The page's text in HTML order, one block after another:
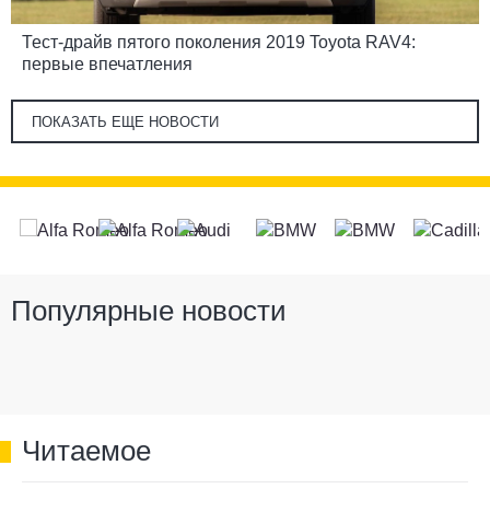
Тест-драйв пятого поколения 2019 Toyota RAV4:
первые впечатления
ПОКАЗАТЬ ЕЩЕ НОВОСТИ
Популярные новости
Читаемое